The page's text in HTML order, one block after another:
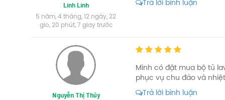
bung nở như các loại ván ép với thành phần là bột gỗ.
Thân thiện với môi trường: Gỗ nhựa PVC đã được
chất độc hại: formaldehyde, lưu huỳnh, chì…
Thông số kỹ thuật tủ lavabo Roland LB12
Kích thước: 80 x 48 x 45 cm (Hoặc nhận sản xuất theo
Chất liệu: Nhựa PVC Sơn Acrylic phủ bóng, dày
Linh Linh
5 năm, 4 tháng, 12 ngày, 22
gio, 20 phút, 7 giay trước
Trả lời bình luận
Nguyễn Thị Thủy
Mình có đặt mua bộ tủ
phục vụ chu đáo và
Trả lời bình luận